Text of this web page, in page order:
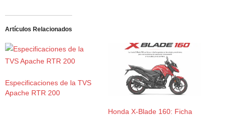
Artículos Relacionados
Especificaciones de la TVS
Apache RTR 200
Honda X-Blade 160: Ficha